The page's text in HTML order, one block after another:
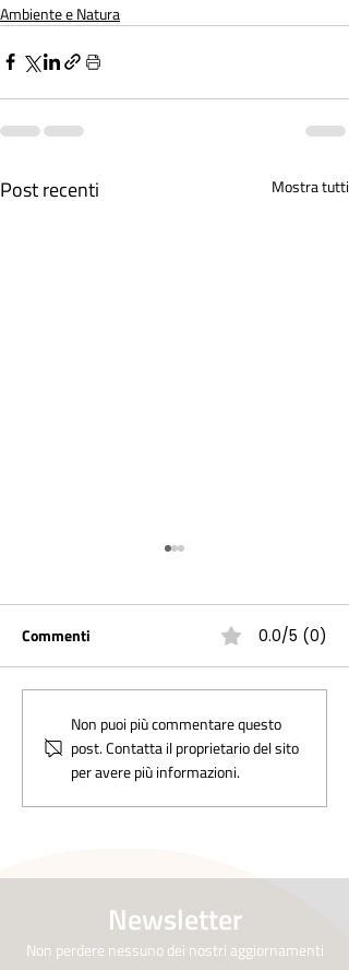
Ambiente e Natura
Post recenti Mostra tutti
Valle della Vjosa in
Albania: sviluppo del
turismo sostenibile e
nuovi itinerari
Commenti 0.0/5 (0)
Non puoi più commentare questo
post. Contatta il proprietario del sito
per avere più informazioni.
Newsletter
Non perdere nessuno dei nostri aggiornamenti